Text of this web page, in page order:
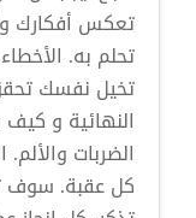
تعكس أفكارك
تحلم به.
تخيل نفسك
النهائية و
الضربات
كل عقبة. سوف